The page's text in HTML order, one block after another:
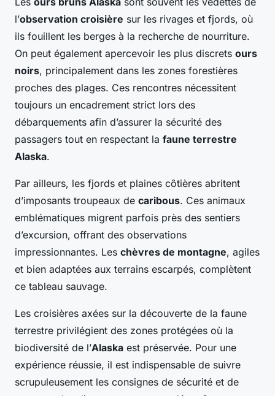
l’observation croisière sur les rivages et fjords, où
ils fouillent les berges à la recherche de nourriture.
On peut également apercevoir les plus discrets ours
noirs, principalement dans les zones forestières
proches des plages. Ces rencontres nécessitent
toujours un encadrement strict lors des
débarquements afin d’assurer la sécurité des
passagers tout en respectant la faune terrestre
Alaska.
Par ailleurs, les fjords et plaines côtières abritent
d’imposants troupeaux de caribous. Ces animaux
emblématiques migrent parfois près des sentiers
d’excursion, offrant des observations
impressionnantes. Les chèvres de montagne, agiles
et bien adaptées aux terrains escarpés, complètent
ce tableau sauvage.
Les croisières axées sur la découverte de la faune
terrestre privilégient des zones protégées où la
biodiversité de l’Alaska est préservée. Pour une
expérience réussie, il est indispensable de suivre
scrupuleusement les consignes de sécurité et de